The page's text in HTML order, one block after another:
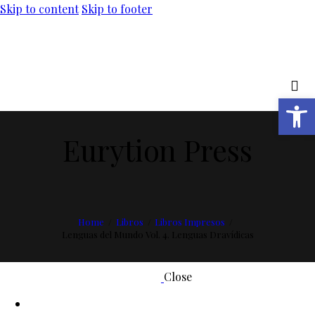
Skip to content Skip to footer
Home Libros
Libros Impresos
Close
Abrir barra de herramientas